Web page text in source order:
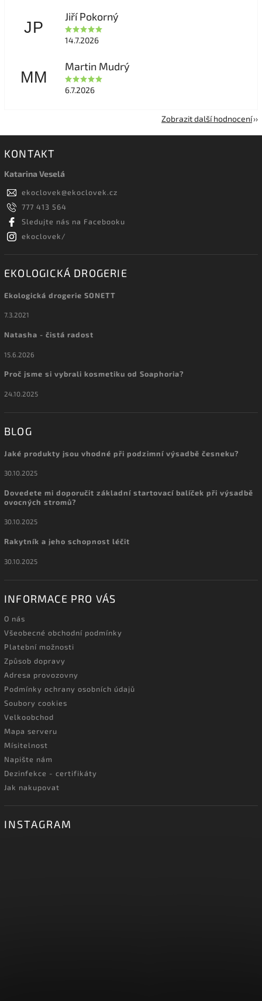
JP
Jiří Pokorný
14.7.2026
MM
Martin Mudrý
6.7.2026
Zobrazit další hodnocení
KONTAKT
Katarina Veselá
ekoclovek@ekoclovek.cz
777 413 564
Sledujte nás na Facebooku
ekoclovek/
EKOLOGICKÁ DROGERIE
Ekologická drogerie SONETT
7.3.2021
Natasha - čistá radost
15.6.2026
Proč jsme si vybrali kosmetiku od Soaphoria?
24.10.2025
BLOG
Jaké produkty jsou vhodné při podzimní výsadbě česneku?
30.10.2025
Dovedete mi doporučit základní startovací balíček při výsadbě
ovocných stromů?
30.10.2025
Rakytník a jeho schopnost léčit
30.10.2025
INFORMACE PRO VÁS
O nás
Všeobecné obchodní podmínky
Platební možnosti
Způsob dopravy
Adresa provozovny
Podmínky ochrany osobních údajů
Soubory cookies
Velkoobchod
Mapa serveru
Mísitelnost
Napište nám
Dezinfekce - certifikáty
Jak nakupovat
INSTAGRAM